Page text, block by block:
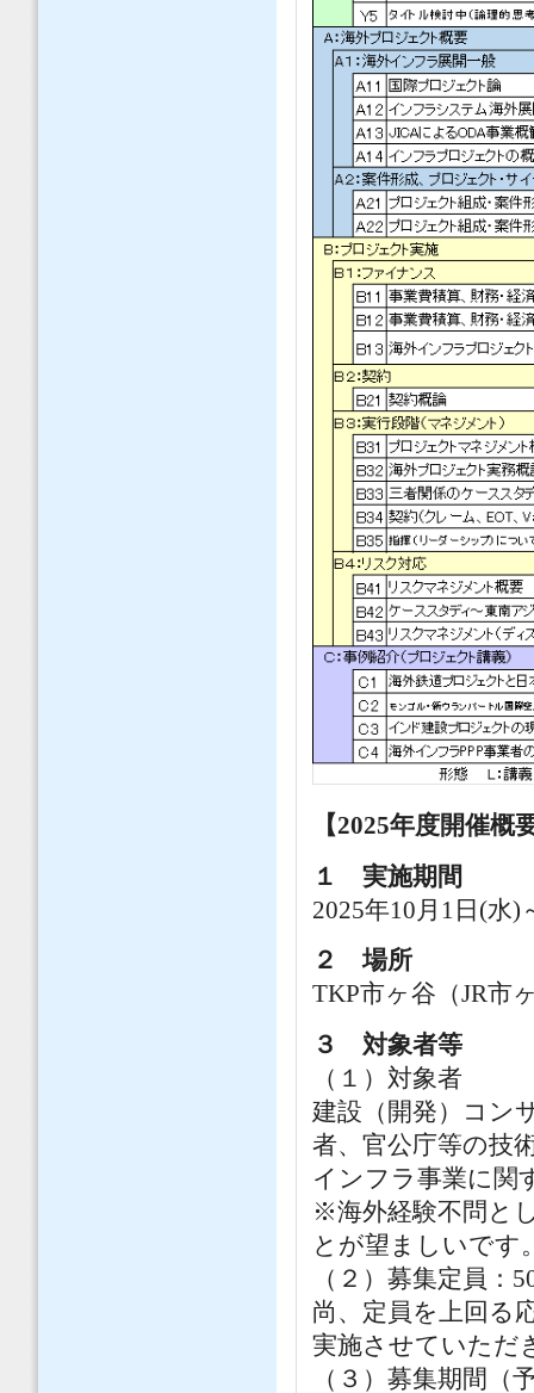
【2025年度開催概
１ 実施期間
2025年10月1日(水
２ 場所
TKP市ヶ谷（JR市
３ 対象者等
（１）対象者
建設（開発）コン
者、官公庁等の技
インフラ事業に関
※海外経験不問と
とが望ましいです
（２）募集定員：
尚、定員を上回る
実施させていただ
（３）募集期間（